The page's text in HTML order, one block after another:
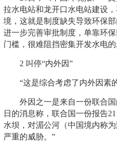
拉水电站和龙开口水电站建设
境，这就是制度缺失导致环保
进一步完善审批制度，单靠环
门槛，很难阻挡密集开发水电
2 叫停“内外因”
“这是综合考虑了内外因素的
外因之一是来自一份联合国
日的消息称，联合国一份报告
水坝，对湄公河（中国境内称
严重的威胁。”